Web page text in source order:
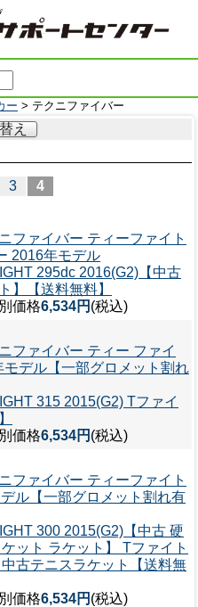
ー > テクニファイバー
え
3 4
ファイバー ティーファイト
2016年モデル
295dc 2016(G2)【中古
】【送料無料】
価格6,534円 (税込)
ファイバー ティー ファイ
モデル【一部グロメット割れ
315 2015(G2) Tファイ
価格6,534円 (税込)
ファイバー ティーファイト
ル【一部グロメット割れ有
300 2015(G2)【中古 硬
ット ラケット】 Tファイト
古テニスラケット【送料無
価格6,534円 (税込)